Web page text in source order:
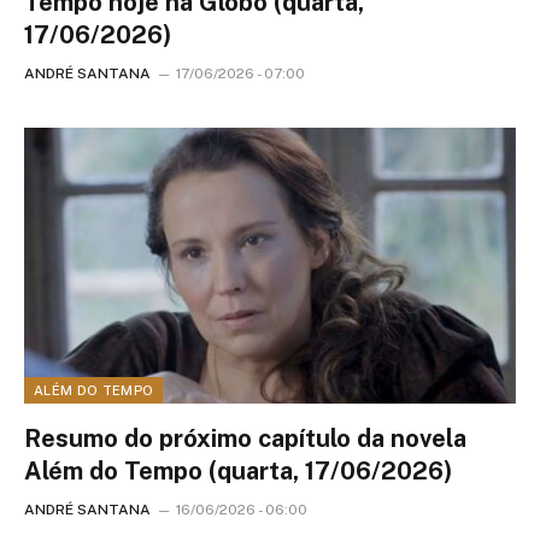
17/06/2026)
ANDRÉ SANTANA 17/06/2026 - 07:00
ALÉM DO TEMPO
Resumo do próximo capítulo da novela
Além do Tempo (quarta, 17/06/2026)
ANDRÉ SANTANA 16/06/2026 - 06:00